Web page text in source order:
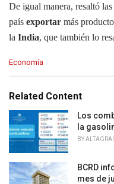
De igual manera, resaltó
país exportar más
la India, que también lo
C
e
r
i
e
:
Economía
Related Content
Los
la
BY
BCRD
mes de